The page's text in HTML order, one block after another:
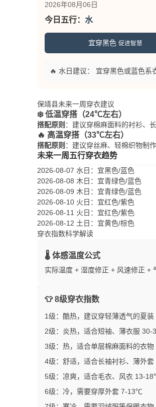
2026年08月06日
今日五行： 水
宜穿黑色 促进智慧
🔥 水日建议： 宜穿黑色或蓝色系
保靖县未来一周穿衣建议
❄️ 低温穿搭（24℃左右）
搭配原则 ：建议穿棉麻面料的衬衫、
🔥 高温穿搭（33℃左右）
搭配原则 ：建议穿丝麻、轻棉织物制
未来一周五行穿衣趋势
2026-08-07 水日 ：宜黑色/蓝色
2026-08-08 木日 ：宜青绿色/蓝色
2026-08-09 木日 ：宜青绿色/蓝色
2026-08-10 火日 ：宜红色/紫色
2026-08-11 火日 ：宜红色/紫色
2026-08-12 土日 ：宜黄色/棕色
穿衣指数科学解读
🌡️ 体感温度公式
实际温度 + 湿度修正 + 风速修正 +
👕 8级穿衣指数
1级：酷热，建议穿轻薄透气的夏
2级：炎热，适合短袖、薄衣服
3级：热，适合单层棉麻面料的衣
4级：舒适，适合长袖衬衫、薄外
5级：凉爽，适合毛衣、风衣 13-
6级：冷，需要穿厚外套 7-13℃